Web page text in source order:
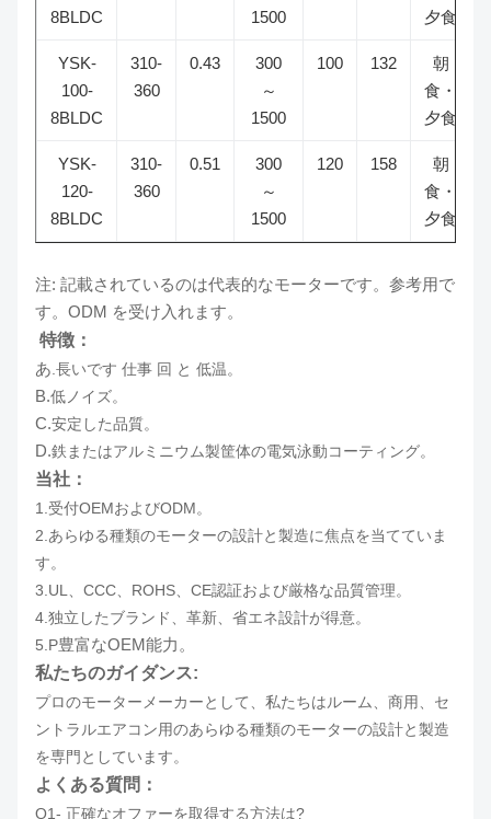
8BLDC
1500
夕食
YSK-
100-
8BLDC
310-
360
0.43
300
～
1500
100 132
朝
食・
夕食
YSK-
120-
8BLDC
310-
360
0.51
300
～
1500
120 158
朝
食・
夕食
注: 記載されているのは代表的なモーターです。参考用で
す。ODM を受け入れます。
特徴：
あ 長いです 仕事 回 と 低温。
B.低ノイズ。
C.安定した品質。
D.鉄またはアルミニウム製筐体の電気泳動コーティング。
当社：
1.受付OEMおよびODM。
2.あらゆる種類のモーターの設計と製造に焦点を当てていま
す。
3.UL、CCC、ROHS、CE認証および厳格な品質管理。
4.独立したブランド、革新、省エネ設計が得意。
5.P豊富なOEM能力。
私たちのガイダンス:
プロのモーターメーカーとして、私たちはルーム、商用、セ
ントラルエアコン用のあらゆる種類のモーターの設計と製造
を専門としています。
よくある質問：
Q1- 正確なオファーを取得する方法は?